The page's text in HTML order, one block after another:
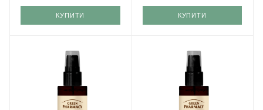
КУПИТИ КУПИТИ